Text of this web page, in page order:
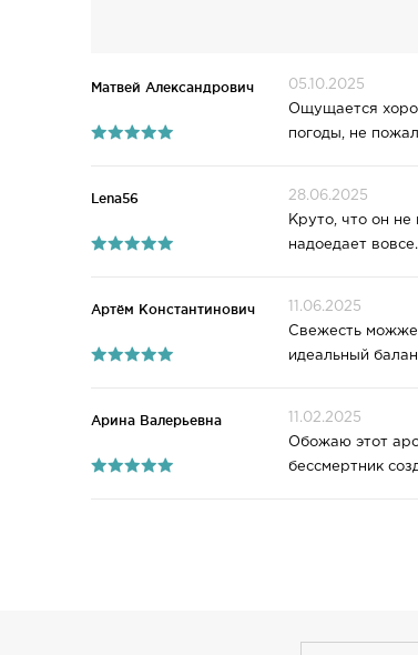
Матвей Александрович
05.10.2025
Ощущается
погоды, не
Lena56
28.06.2025
Круто, что он
надоедает вовсе.
Артём Константинович
11.06.2025
Свежесть
идеальный
Арина Валерьевна
11.02.2025
Обожаю этот
бессмертник